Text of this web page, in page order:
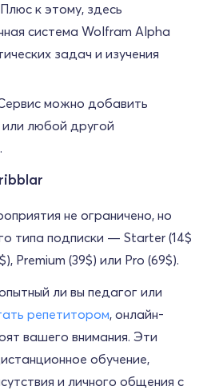
к этому, здесь
система Wolfram Alpha
задач и изучения
можно добавить
или любой другой
не ограничено, но
типа подписки — Starter (14$
Premium (39$) или Pro (69$).
ли вы педагог или
репетитором, онлайн-
вашего внимания. Эти
обучение,
и личного общения с